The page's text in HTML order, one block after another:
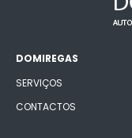
DOMIREGAS
SERVIÇOS
CONTACTOS